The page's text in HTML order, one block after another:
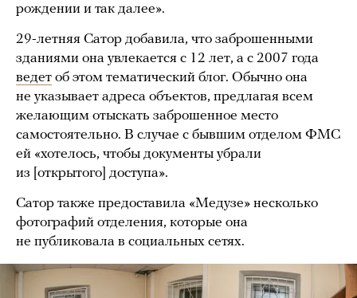
рождении и так далее».
29-летняя Сатор добавила, что заброшенными
зданиями она увлекается с 12 лет, а с 2007 года
ведет об этом тематический блог. Обычно она
не указывает адреса объектов, предлагая всем
желающим отыскать заброшенное место
самостоятельно. В случае с бывшим отделом ФМС
ей «хотелось, чтобы документы убрали
из [открытого] доступа».
Сатор также предоставила «Медузе» несколько
фотографий отделения, которые она
не публиковала в социальных сетях.